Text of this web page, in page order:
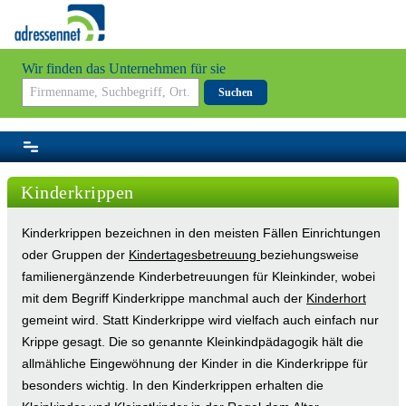
Wir finden das Unternehmen für sie
Suchen
Kinderkrippen
Kinderkrippen bezeichnen in den meisten Fällen Einrichtungen
oder Gruppen der Kindertagesbetreuung beziehungsweise
familienergänzende Kinderbetreuungen für Kleinkinder, wobei
mit dem Begriff Kinderkrippe manchmal auch der Kinderhort
gemeint wird. Statt Kinderkrippe wird vielfach auch einfach nur
Krippe gesagt. Die so genannte Kleinkindpädagogik hält die
allmähliche Eingewöhnung der Kinder in die Kinderkrippe für
besonders wichtig. In den Kinderkrippen erhalten die